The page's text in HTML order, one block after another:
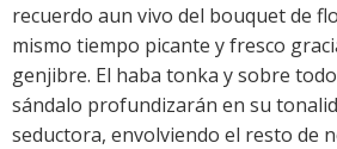
recuerdo aun vivo del bouquet de
mismo tiempo picante y fresco
genjibre. El haba tonka y sobre
sándalo profundizarán en su
seductora, envolviendo el resto de